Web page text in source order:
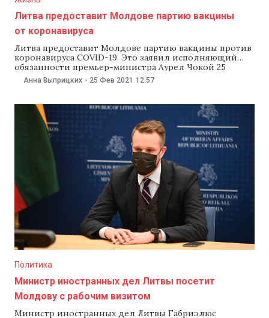
Литва предоставит Молдове партию вакцины
от коронавируса
Литва предоставит Молдове партию вакцины против
коронавируса COVID-19. Это заявил исполняющий
обязанности премьер-министра Аурел Чокой 25
февраля на совместной конференции с министром
иностранных дел Литвы Габриэлюсом
вакцину «в ближайшее время». «Мы договорились о
том, что Литва в ближайшее время предоставит
Молдове партию вакцины. Настоящие
Анна Выприцких - 25 Фев 2021 12:57
Политика
Министр иностранных дел Литвы посетит
Молдову с рабочим визитом
Министр иностранных дел Литвы Габриэлюс